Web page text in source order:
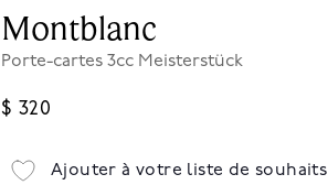
Montblanc
Porte-cartes 3cc Meisterstück
$ 320
Ajouter à votre liste de souhaits